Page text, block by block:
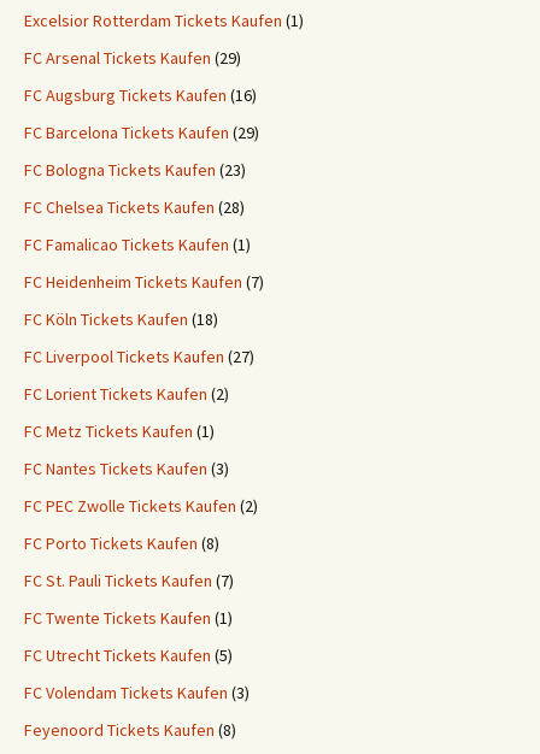
Excelsior Rotterdam Tickets Kaufen (1)
FC Arsenal Tickets Kaufen (29)
FC Augsburg Tickets Kaufen (16)
FC Barcelona Tickets Kaufen (29)
FC Bologna Tickets Kaufen (23)
FC Chelsea Tickets Kaufen (28)
FC Famalicao Tickets Kaufen (1)
FC Heidenheim Tickets Kaufen (7)
FC Köln Tickets Kaufen (18)
FC Liverpool Tickets Kaufen (27)
FC Lorient Tickets Kaufen (2)
FC Metz Tickets Kaufen (1)
FC Nantes Tickets Kaufen (3)
FC PEC Zwolle Tickets Kaufen (2)
FC Porto Tickets Kaufen (8)
FC St. Pauli Tickets Kaufen (7)
FC Twente Tickets Kaufen (1)
FC Utrecht Tickets Kaufen (5)
FC Volendam Tickets Kaufen (3)
Feyenoord Tickets Kaufen (8)